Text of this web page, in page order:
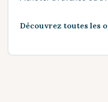
Découvrez toutes les